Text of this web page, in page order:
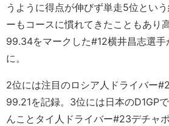
うように得点が伸びず単走5位とい
ーもコースに慣れてきたこともあり
99.34をマークした#12横井昌志選手
に。
2位には注目のロシア人ドライバー
99.21を記録。3位には日本のD1GP
んことタイ人ドライバー#23デチャ